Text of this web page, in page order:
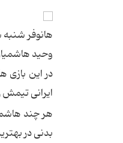
وحید
در این بازی
ایرانی
هر چند
بدنی در